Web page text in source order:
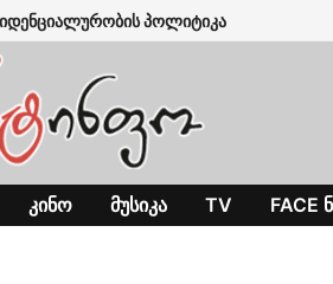
პოლიტიკა
ᲙᲘᲜᲝ ᲛᲣᲡᲘᲙᲐ TV FACE